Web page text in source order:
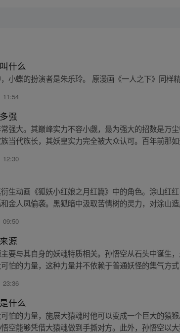
什么
小蝶的扮演者是朱乐玲。 原漫画《一人之下》同样
11:54
强
强大。其巅峰实力不容小觑，最为强大的招数是万
当代族长，其妖皇实力完全被大众认可。百年前那
12:30
生动画《狐妖小红娘之月红篇》中的角色。涂山红
金人凤偷袭。黑狐暗中汲取苦情树的灵力，对涂山
09:50
源
要与其自身的妖魂特质相关。孙悟空从石头中诞生
怕的力量，这种力量并不依赖于普通妖怪的集气方
23:36
什么
怕的力量，施展大猿魂时他可以变成一个巨大的猿
空能够凭借大猿魂做到手撕对方。此外，孙悟空以